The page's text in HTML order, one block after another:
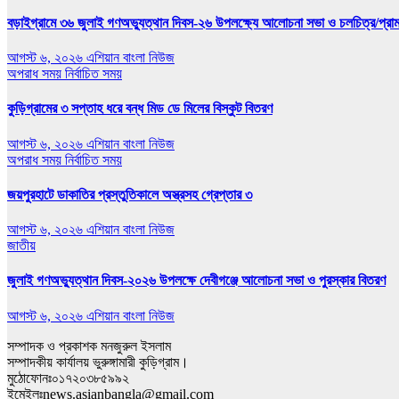
বড়াইগ্রামে ৩৬ জুলাই গণঅভ্যুত্থান দিবস-২৬ উপলক্ষ্যে আলোচনা সভা ও চলচিত্র/
আগস্ট ৬, ২০২৬ এশিয়ান বাংলা নিউজ
অপরাধ সময় নির্বাচিত সময়
কুড়িগ্রামের ৩ সপ্তাহ ধরে বন্ধ মিড ডে মিলের বিস্কুট বিতরণ
আগস্ট ৬, ২০২৬ এশিয়ান বাংলা নিউজ
অপরাধ সময় নির্বাচিত সময়
জয়পুরহাটে ডাকাতির প্রস্তুতিকালে অস্ত্রসহ গ্রেপ্তার ৩
আগস্ট ৬, ২০২৬ এশিয়ান বাংলা নিউজ
জাতীয়
জুলাই গণঅভ্যুত্থান দিবস-২০২৬ উপলক্ষে দেবীগঞ্জে আলোচনা সভা ও পুরস্কার বিতরণ
আগস্ট ৬, ২০২৬ এশিয়ান বাংলা নিউজ
সম্পাদক ও প্রকাশক মনজুরুল ইসলাম
সম্পাদকীয় কার্যালয় ভুরুঙ্গামারী কুড়িগ্রাম।
মুঠোফোনঃ০১৭২০৩৮৫৯৯২
ইমেইলঃnews.asianbangla@gmail.com